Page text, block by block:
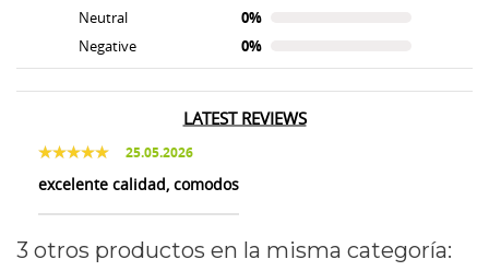
Neutral
0%
Negative
0%
LATEST REVIEWS
25.05.2026
excelente calidad, comodos
3 otros productos en la misma categoría: